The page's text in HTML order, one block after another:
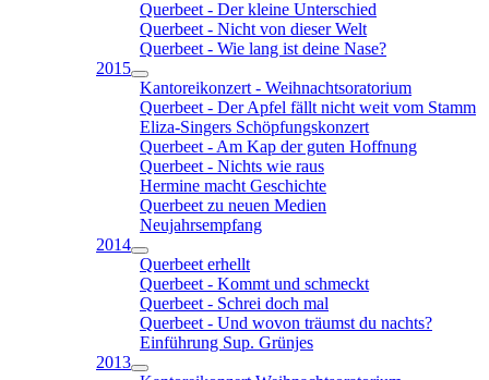
Querbeet - Der kleine Unterschied
Querbeet - Nicht von dieser Welt
Querbeet - Wie lang ist deine Nase?
2015
Kantoreikonzert - Weihnachtsoratorium
Querbeet - Der Apfel fällt nicht weit vom Stamm
Eliza-Singers Schöpfungskonzert
Querbeet - Am Kap der guten Hoffnung
Querbeet - Nichts wie raus
Hermine macht Geschichte
Querbeet zu neuen Medien
Neujahrsempfang
2014
Querbeet erhellt
Querbeet - Kommt und schmeckt
Querbeet - Schrei doch mal
Querbeet - Und wovon träumst du nachts?
Einführung Sup. Grünjes
2013